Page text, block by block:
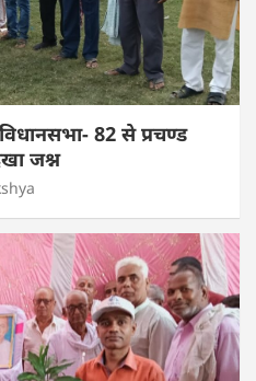
82 से प्रचण्ड
जश्न